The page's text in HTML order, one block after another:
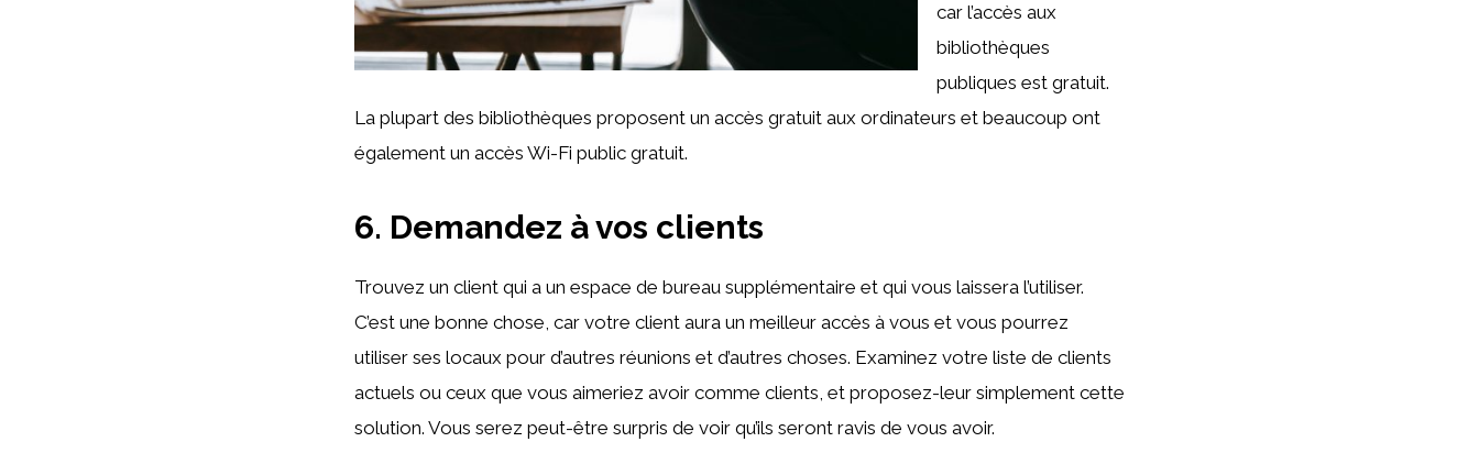
car l’accès aux
bibliothèques
publiques est gratuit.
La plupart des bibliothèques proposent un accès gratuit aux ordinateurs et beaucoup ont
également un accès Wi-Fi public gratuit.
6. Demandez à vos clients
Trouvez un client qui a un espace de bureau supplémentaire et qui vous laissera l’utiliser.
C’est une bonne chose, car votre client aura un meilleur accès à vous et vous pourrez
utiliser ses locaux pour d’autres réunions et d’autres choses. Examinez votre liste de clients
actuels ou ceux que vous aimeriez avoir comme clients, et proposez-leur simplement cette
solution. Vous serez peut-être surpris de voir qu’ils seront ravis de vous avoir.